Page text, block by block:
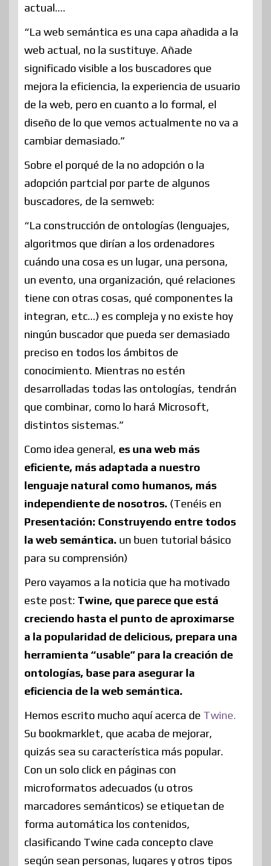
actual….
“La web semántica es una capa añadida a la
web actual, no la sustituye. Añade
significado visible a los buscadores que
mejora la eficiencia, la experiencia de usuario
de la web, pero en cuanto a lo formal, el
diseño de lo que vemos actualmente no va a
cambiar demasiado.”
Sobre el porqué de la no adopción o la
adopción partcial por parte de algunos
buscadores, de la semweb:
“La construcción de ontologías (lenguajes,
algoritmos que dirían a los ordenadores
cuándo una cosa es un lugar, una persona,
un evento, una organización, qué relaciones
tiene con otras cosas, qué componentes la
integran, etc…) es compleja y no existe hoy
ningún buscador que pueda ser demasiado
preciso en todos los ámbitos de
conocimiento. Mientras no estén
desarrolladas todas las ontologías, tendrán
que combinar, como lo hará Microsoft,
distintos sistemas.”
Como idea general, es una web más
eficiente, más adaptada a nuestro
lenguaje natural como humanos, más
independiente de nosotros. (Tenéis en
Presentación: Construyendo entre todos
la web semántica. un buen tutorial básico
para su comprensión)
Pero vayamos a la noticia que ha motivado
este post: Twine, que parece que está
creciendo hasta el punto de aproximarse
a la popularidad de delicious, prepara una
herramienta “usable” para la creación de
ontologías, base para asegurar la
eficiencia de la web semántica.
Hemos escrito mucho aquí acerca de Twine.
Su bookmarklet, que acaba de mejorar,
quizás sea su característica más popular.
Con un solo click en páginas con
microformatos adecuados (u otros
marcadores semánticos) se etiquetan de
forma automática los contenidos,
clasificando Twine cada concepto clave
según sean personas, lugares y otros tipos